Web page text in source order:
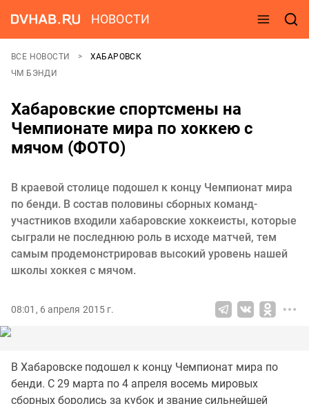
НОВОСТИ
ВСЕ НОВОСТИ
ХАБАРОВСК
ЧМ БЭНДИ
Хабаровские спортсмены на
Чемпионате мира по хоккею с
мячом (ФОТО)
В краевой столице подошел к концу Чемпионат мира
по бенди. В состав половины сборных команд-
участников входили хабаровские хоккеисты, которые
сыграли не последнюю роль в исходе матчей, тем
самым продемонстрировав высокий уровень нашей
школы хоккея с мячом.
08:01, 6 апреля 2015 г.
В Хабаровске подошел к концу Чемпионат мира по
бенди. С 29 марта по 4 апреля восемь мировых
сборных боролись за кубок и звание сильнейшей